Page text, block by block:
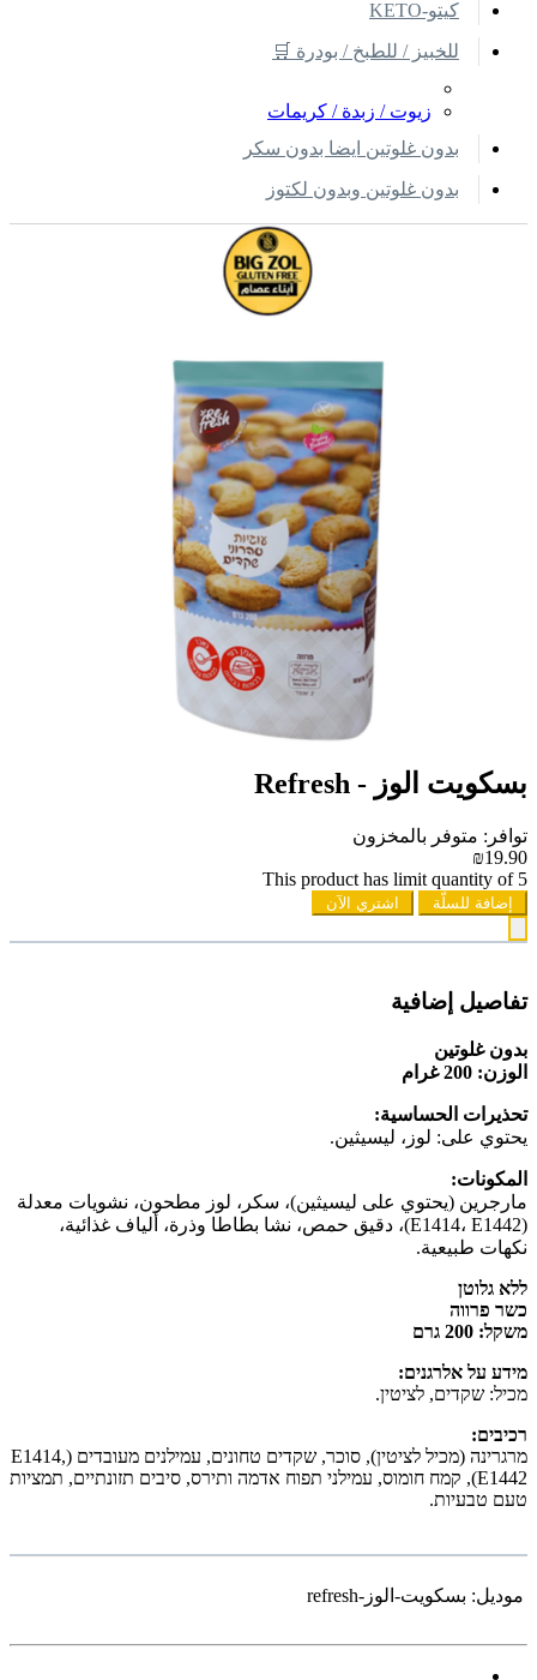
كيتو-KETO
للخبيز / للطبخ / بودرة 🛒
زيوت / زبدة / كريمات
بدون غلوتين ايضا بدون سكر
بدون غلوتين وبدون لكتوز
بسكويت الوز - Refresh
توافر: متوفر بالمخزون
₪19.90
This product has limit quantity of 5
إضافة للسلّة اشتري الآن
تفاصيل إضافية
بدون غلوتين
الوزن: 200 غرام
تحذيرات الحساسية:
يحتوي على: لوز، ليسيثين.
المكونات:
مارجرين (يحتوي على ليسيثين)، سكر، لوز مطحون، نشويات معدلة
(E1414، E1442)، دقيق حمص، نشا بطاطا وذرة، ألياف غذائية،
نكهات طبيعية.
ללא גלוטן
כשר פרווה
משקל: 200 גרם
מידע על אלרגנים:
מכיל: שקדים, לציטין.
רכיבים:
מרגרינה (מכיל לציטין), סוכר, שקדים טחונים, עמילנים מעובדים (E1414,
E1442), קמח חומוס, עמילני תפוח אדמה ותירס, סיבים תזונתיים, תמציות
טעם טבעיות.
موديل: بسكويت-الوز-refresh